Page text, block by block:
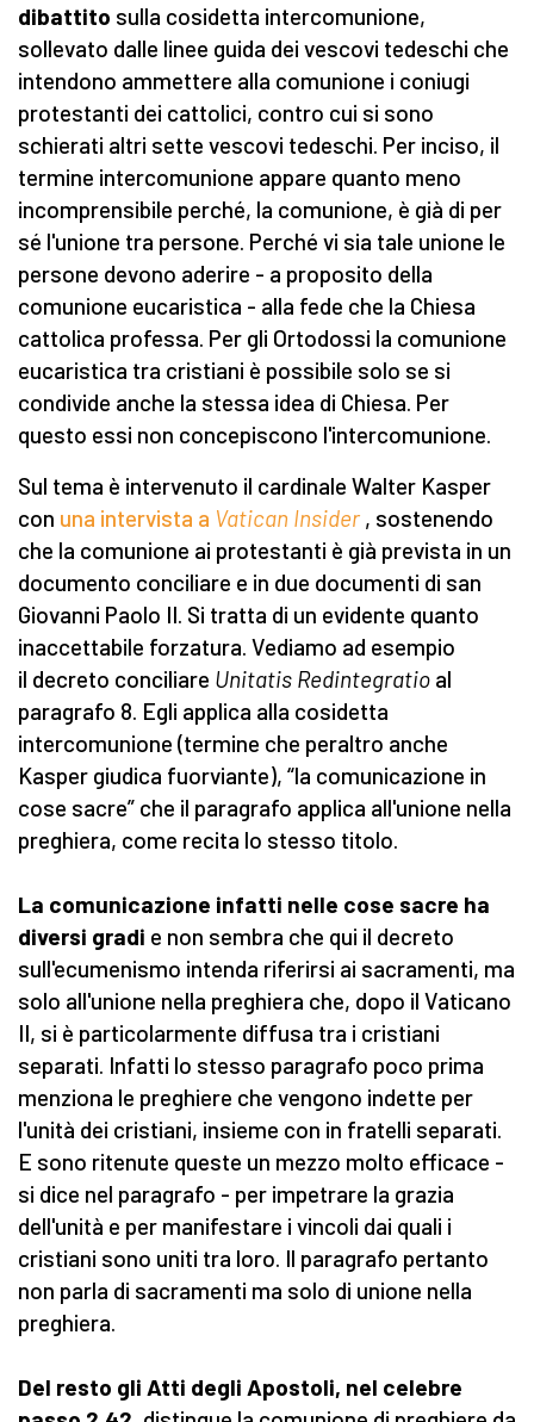
dibattito sulla cosidetta intercomunione,
sollevato dalle linee guida dei vescovi tedeschi che
intendono ammettere alla comunione i coniugi
protestanti dei cattolici, contro cui si sono
schierati altri sette vescovi tedeschi. Per inciso, il
termine intercomunione appare quanto meno
incomprensibile perché, la comunione, è già di per
sé l'unione tra persone. Perché vi sia tale unione le
persone devono aderire - a proposito della
comunione eucaristica - alla fede che la Chiesa
cattolica professa. Per gli Ortodossi la comunione
eucaristica tra cristiani è possibile solo se si
condivide anche la stessa idea di Chiesa. Per
questo essi non concepiscono l'intercomunione.
Sul tema è intervenuto il cardinale Walter Kasper
con una intervista a Vatican Insider, sostenendo
che la comunione ai protestanti è già prevista in un
documento conciliare e in due documenti di san
Giovanni Paolo II. Si tratta di un evidente quanto
inaccettabile forzatura. Vediamo ad esempio
il decreto conciliare Unitatis Redintegratio al
paragrafo 8. Egli applica alla cosidetta
intercomunione (termine che peraltro anche
Kasper giudica fuorviante), “la comunicazione in
cose sacre” che il paragrafo applica all'unione nella
preghiera, come recita lo stesso titolo.
La comunicazione infatti nelle cose sacre ha
diversi gradi e non sembra che qui il decreto
sull'ecumenismo intenda riferirsi ai sacramenti, ma
solo all'unione nella preghiera che, dopo il Vaticano
II, si è particolarmente diffusa tra i cristiani
separati. Infatti lo stesso paragrafo poco prima
menziona le preghiere che vengono indette per
l'unità dei cristiani, insieme con in fratelli separati.
E sono ritenute queste un mezzo molto efficace -
si dice nel paragrafo - per impetrare la grazia
dell'unità e per manifestare i vincoli dai quali i
cristiani sono uniti tra loro. Il paragrafo pertanto
non parla di sacramenti ma solo di unione nella
preghiera.
Del resto gli Atti degli Apostoli, nel celebre